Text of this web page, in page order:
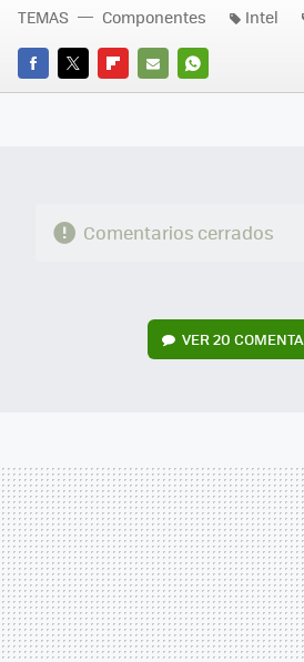
FACEBOOK
TWITTERFLIPBOARD
E-
WHATSAPP
TEMAS Componentes Intel
Comentarios cerrados
VER20